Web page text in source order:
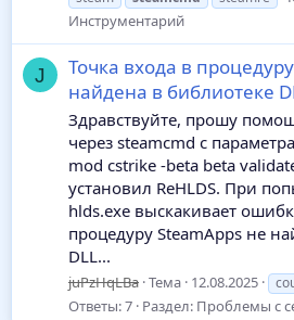
Инструментарий
J
Точка входа в
найдена в библиотеке
Здравствуйте, прошу
через steamcmd с
mod cstrike -beta beta
установил ReHLDS. При
hlds.exe выскакивает
процедуру SteamApps не
DLL...
juPzHqLBa Тема 12.08.2025
Ответы: 7 Раздел: Проблемы с